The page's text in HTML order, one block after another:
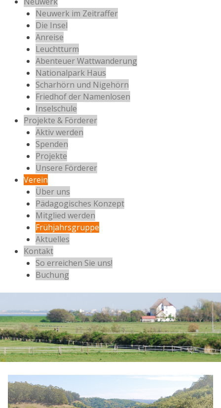
Neuwerk im Zeitraffer
Die Insel
Anreise
Leuchtturm
Abenteuer Wattwanderung
Nationalpark Haus
Scharhörn und Nigehörn
Friedhof der Namenlosen
Inselschule
Projekte & Förderer
Aktiv werden
Spenden
Projekte
Unsere Förderer
Verein
Über uns
Pädagogisches Konzept
Mitglied werden
Frühjahrsgruppe
Aktuelles
Kontakt
So erreichen Sie uns!
Buchung